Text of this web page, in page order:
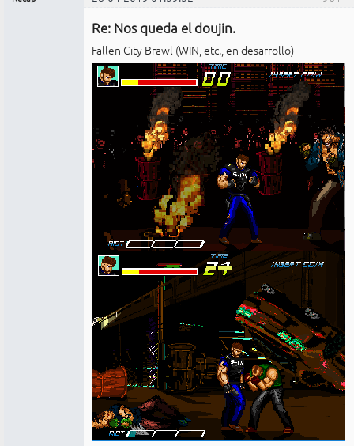
Re: Nos queda el doujin.
Fallen City Brawl (WIN, etc., en desarrollo)